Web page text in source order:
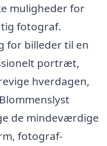
muligheder for
fotograf.
for billeder til en
portræt,
hverdagen,
de mindeværdige
fotograf-